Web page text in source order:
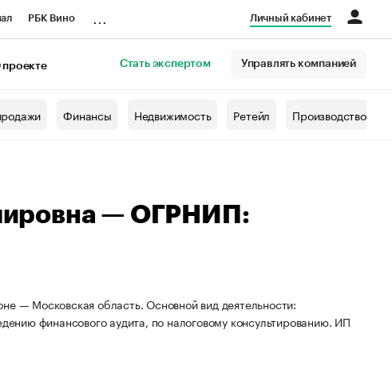
РБК Вино Личный кабинет
проекте Стать экспертом Управлять компанией
Финансы Недвижимость Ретейл Производство
— ОГРНИП:
— Московская область. Основной вид деятельности:
финансового аудита, по налоговому консультированию. ИП